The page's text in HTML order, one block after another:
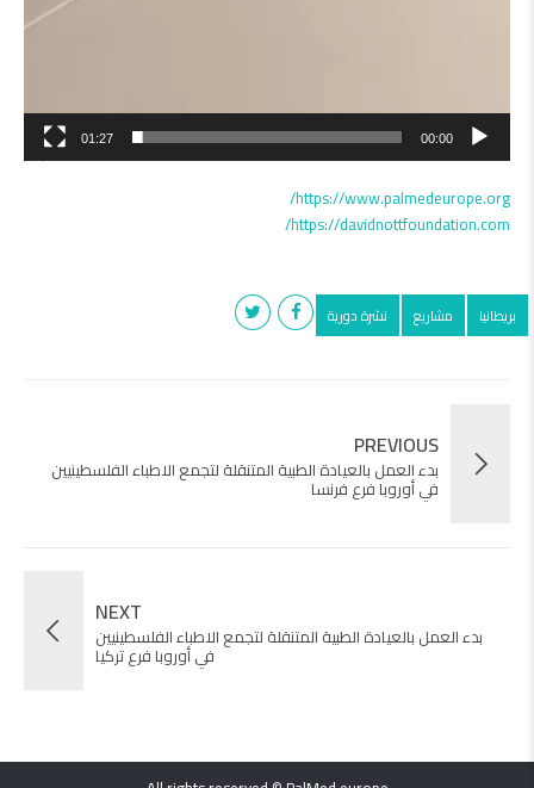
00:00
01:27
https://www.palmedeurope.org/
https://davidnottfoundation.com/
بريطانيا مشاريع نشرة دورية
PREVIOUS
بدء العمل بالعيادة الطبية المتنقلة لتجمع الاطباء الفلسطينيين
في أوروبا فرع فرنسا
NEXT
بدء العمل بالعيادة الطبية المتنقلة لتجمع الاطباء الفلسطينيين
في أوروبا فرع تركيا